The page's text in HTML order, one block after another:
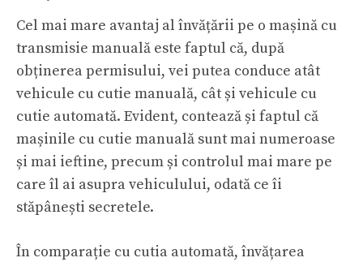
Cel mai mare avantaj al învățării pe o mașină cu
transmisie manuală este faptul că, după
obținerea permisului, vei putea conduce atât
vehicule cu cutie manuală, cât și vehicule cu
cutie automată. Evident, contează și faptul că
mașinile cu cutie manuală sunt mai numeroase
și mai ieftine, precum și controlul mai mare pe
care îl ai asupra vehiculului, odată ce îi
stăpânești secretele.
În comparație cu cutia automată, învățarea